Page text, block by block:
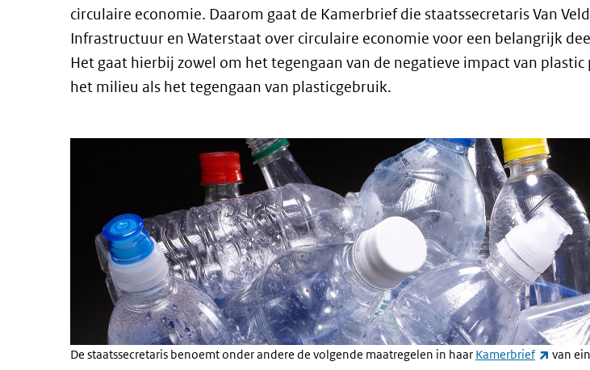
circulaire economie. Daarom gaat de Kamerbrief die staatssecretaris Van
Infrastructuur en Waterstaat over circulaire economie voor een belangrijk
Het gaat hierbij zowel om het tegengaan van de negatieve impact van
het milieu als het tegengaan van plasticgebruik.
De staatssecretaris benoemt onder andere de volgende maatregelen in haar Kamerbrief van